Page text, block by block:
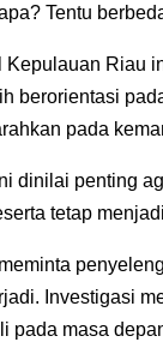
Tentu
Kepulauan Riau
berorientasi
pada
dinilai penting
tetap
Investigasi
pada masa